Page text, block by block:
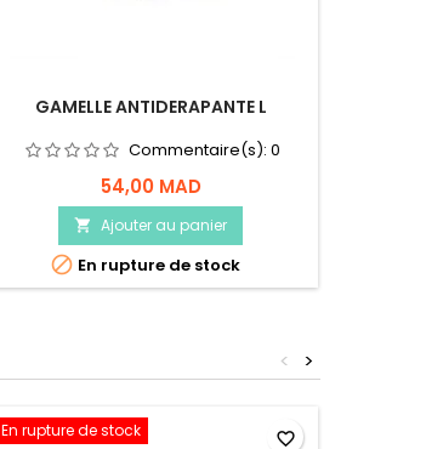
GAMELLE ANTIDERAPANTE L
Commentaire(s): 0
54,00 MAD
 Ajouter au panier
 En rupture de stock
>
<
En rupture de stock favorite_border